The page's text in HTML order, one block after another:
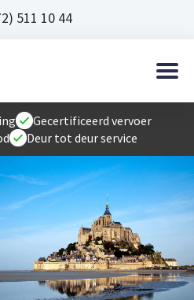
511 10 44
Gecertificeerd vervoer
Deur tot deur service